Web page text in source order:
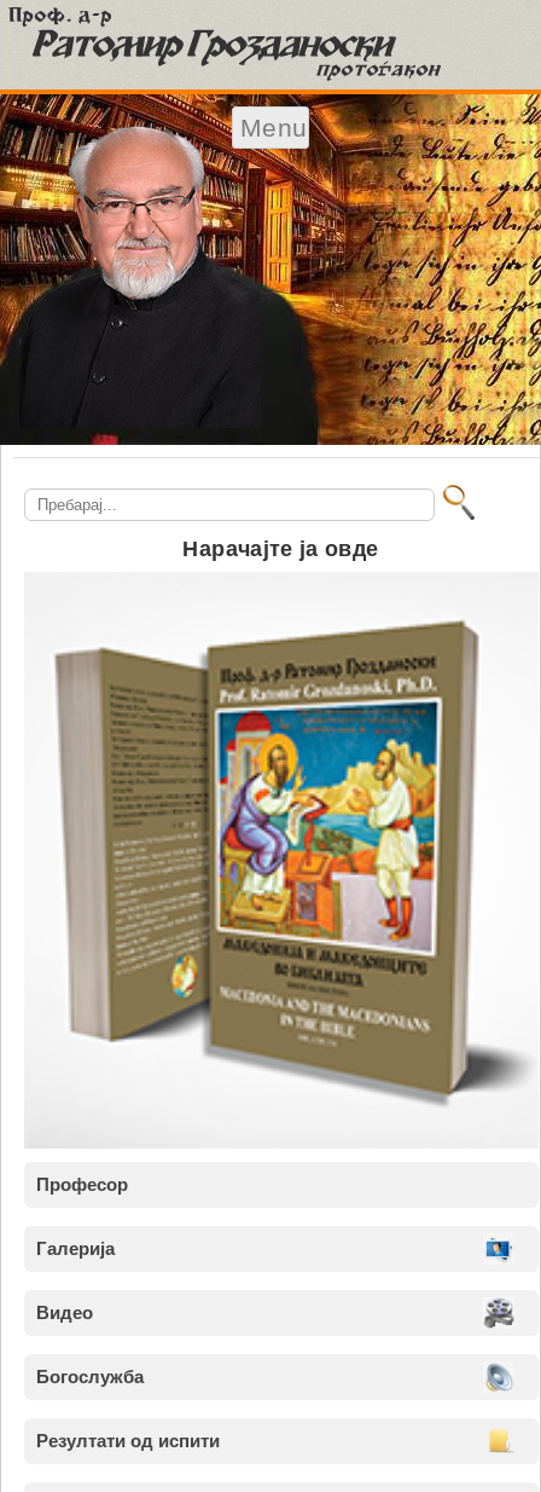
Menu
Skip to content
Search
for:
Нарачајте ја овде
Професор
Галерија
Видео
Богослужба
Резултати од испити